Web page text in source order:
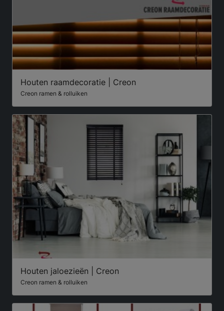
Houten raamdecoratie | Creon
Creon ramen & rolluiken
Houten jaloezieën | Creon
Creon ramen & rolluiken